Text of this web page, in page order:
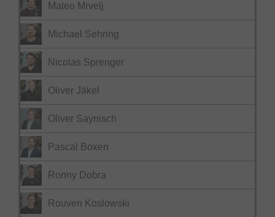
Mateo Mrvelj
Michael Sehring
Nicolas Sprenger
Oliver Jäkel
Oliver Saynisch
Pascal Boxen
Ronny Dobra
Rouven Koslowski